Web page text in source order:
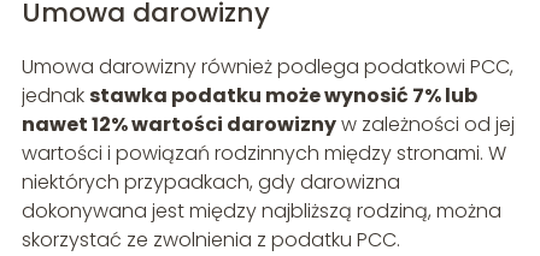
Umowa darowizny
Umowa darowizny również podlega podatkowi PCC,
jednakstawka podatku może wynosić 7% lub
nawet 12% wartości darowiznyw zależności od jej
wartości i powiązań rodzinnych między stronami. W
niektórych przypadkach, gdy darowizna
dokonywana jest między najbliższą rodziną, można
skorzystać ze zwolnienia z podatku PCC.